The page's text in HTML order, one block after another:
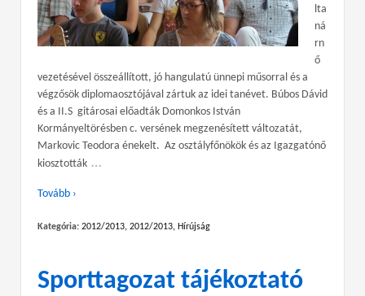
lta
ná
rn
ő
vezetésével összeállított, jó hangulatú ünnepi műsorral és a
végzősök diplomaosztójával zártuk az idei tanévet. Búbos Dávid
és a II.S gitárosai előadták Domonkos István
Kormányeltörésben c. versének megzenésített változatát,
Markovic Teodora énekelt. Az osztályfőnökök és az Igazgatónő
kiosztották …
Tovább ›
Kategória: 2012/2013, 2012/2013, Hírújság
Sporttagozat tájékoztató